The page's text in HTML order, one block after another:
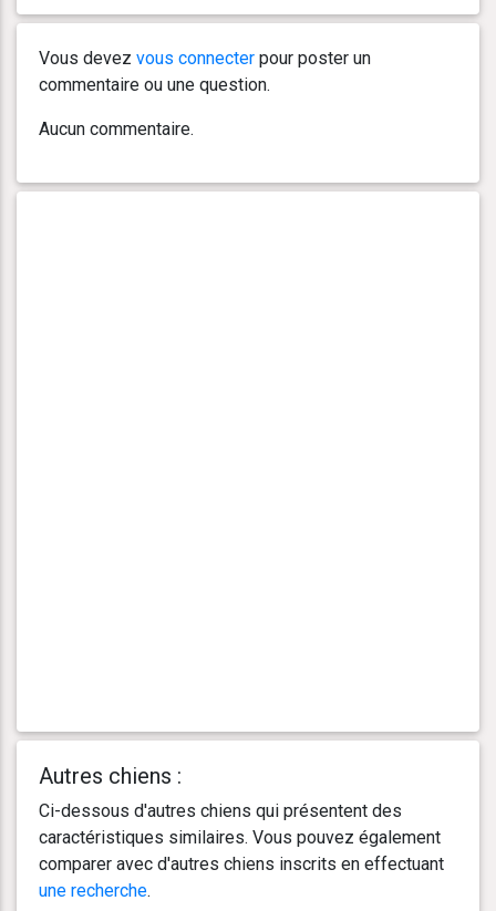
Vous devez vous connecter pour poster un
commentaire ou une question.
Aucun commentaire.
Autres chiens :
Ci-dessous d'autres chiens qui présentent des
caractéristiques similaires. Vous pouvez également
comparer avec d'autres chiens inscrits en effectuant
une recherche.